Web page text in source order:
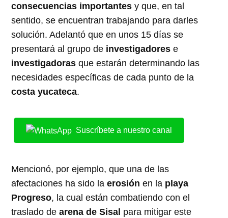
consecuencias importantes y que, en tal
sentido, se encuentran trabajando para darles
solución. Adelantó que en unos 15 días se
presentará al grupo de investigadores e
investigadoras que estarán determinando las
necesidades específicas de cada punto de la
costa yucateca.
Suscríbete a nuestro canal
Mencionó, por ejemplo, que una de las
afectaciones ha sido laerosión en la playa
Progreso, la cual están combatiendo con el
traslado dearena de Sisal para mitigar este